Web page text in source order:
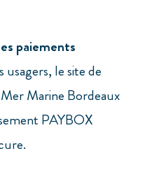
paiements
usagers, le site de
Marine Bordeaux
PAYBOX